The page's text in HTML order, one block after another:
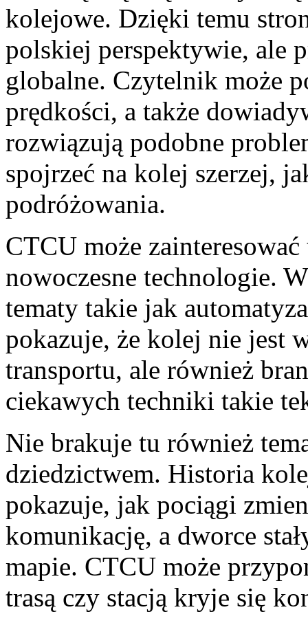
kolejowe. Dzięki temu
polskiej perspektywie, ale
globalne. Czytelnik może
prędkości, a także
rozwiązują podobne
spojrzeć na kolej szerzej,
podróżowania.
CTCU może
nowoczesne technologie.
tematy takie jak
pokazuje, że kolej nie jest
transportu, ale również
ciekawych techniki takie
Nie brakuje tu również
dziedzictwem. Historia
pokazuje, jak pociągi
komunikację, a dworce
mapie. CTCU może
trasą czy stacją kryje się